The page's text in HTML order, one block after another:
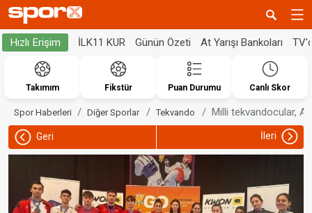
Hızlı Erişim İLK11 KUR Günün Özeti At Yarışı Bankoları
Takımım Fikstür Puan Durumu Canlı Skor
Spor Haberleri Diğer Sporlar Tekvando Milli tekvandocular,
Geri İleri